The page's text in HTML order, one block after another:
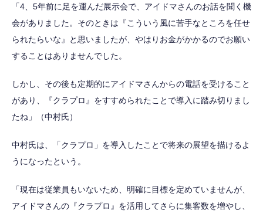
「4、5年前に足を運んだ展示会で、アイドマさんのお話を聞く機
会がありました。そのときは『こういう風に苦手なところを任せ
られたらいな』と思いましたが、やはりお金がかかるのでお願い
することはありませんでした。
しかし、その後も定期的にアイドマさんからの電話を受けること
があり、『クラプロ』をすすめられたことで導入に踏み切りまし
たね」（中村氏）
中村氏は、「クラプロ」を導入したことで将来の展望を描けるよ
うになったという。
「現在は従業員もいないため、明確に目標を定めていませんが、
アイドマさんの『クラプロ』を活用してさらに集客数を増やし、